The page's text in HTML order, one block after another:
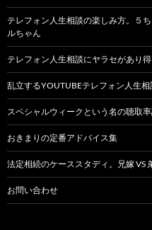
テレフォン人生相談の楽しみ方。５
ルちゃん
テレフォン人生相談にヤラセがあり
乱立するYOUTUBEテレフォン人生
スペシャルウィークという名の聴取
おきまりの定番アドバイス集
法定相続のケーススタディ。兄嫁 VS
お問い合わせ